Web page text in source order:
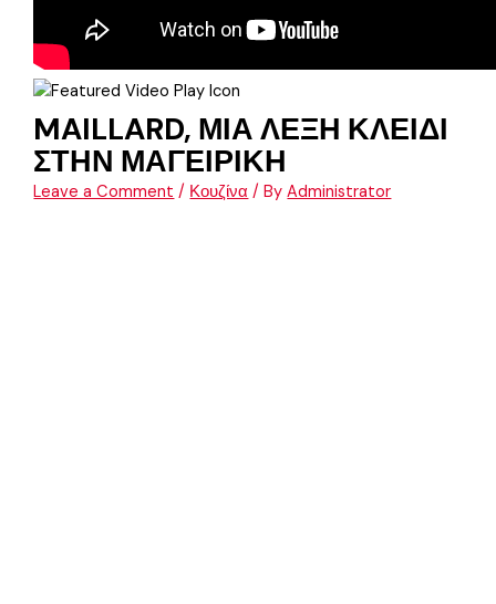
MAILLARD, ΜΙΑ ΛΕΞΗ ΚΛΕΙΔΙ
ΣΤΗΝ ΜΑΓΕΙΡΙΚΗ
Leave a Comment / Κουζίνα / ByAdministrator